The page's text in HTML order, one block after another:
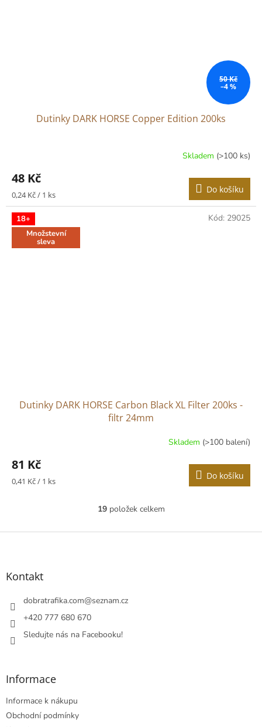
50 Kč
–4 %
Dutinky DARK HORSE Copper Edition 200ks
Skladem (>100 ks)
48 Kč
Měrná
cena:
0,24 Kč / 1 ks Do košíku
18+
Množstevní
sleva
Dutinky DARK HORSE Carbon Black XL Filter 200ks -
filtr 24mm
Skladem (>100 balení)
81 Kč
Měrná
0,41 Kč / 1 ks Do košíku
Kód: 29025
O
l
19položek celkem
Z
Kontakt
dobratrafika.com@seznam.cz
+420 777 680 670
Sledujte nás na Facebooku!
Informace
Informace k nákupu
Obchodní podmínky